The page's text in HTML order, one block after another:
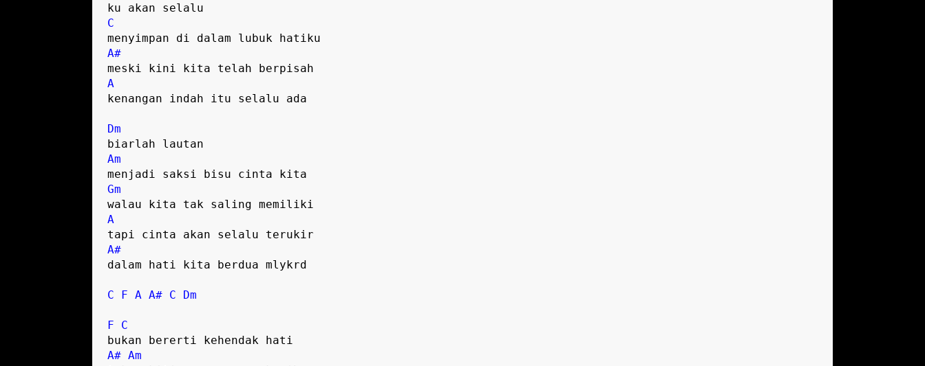
C
A#
A
kenangan indah itu selalu ada
Dm
Am
Gm
A
A#
dalam hati kita berdua mlykrd
C F A A# C Dm
F
C
A# Am